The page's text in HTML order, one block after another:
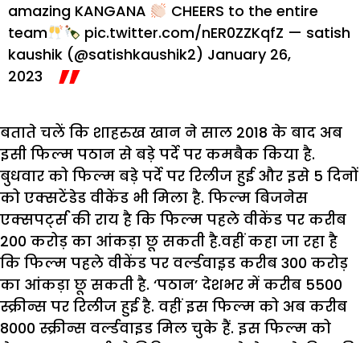
amazing KANGANA
CHEERS to the entire
team
pic.twitter.com/nER0ZZKqfZ — satish
kaushik (@satishkaushik2) January 26,
2023
बताते चलें कि शाहरुख खान ने साल 2018 के बाद अब
इसी फिल्म पठान से बड़े पर्दे पर कमबैक किया है.
बुधवार को फिल्म बड़े पर्दे पर रिलीज हुई और इसे 5 दिनों
को एक्सटेंडेड वीकेंड भी मिला है. फिल्म बिजनेस
एक्सपर्ट्स की राय है कि फिल्म पहले वीकेंड पर करीब
200 करोड़ का आंकड़ा छू सकती है.वहीं कहा जा रहा है
कि फिल्म पहले वीकेंड पर वर्ल्डवाइ़ड करीब 300 करोड़
का आंकड़ा छू सकती है. ‘पठान’ देशभर में करीब 5500
स्क्रीन्स पर रिलीज हुई है. वहीं इस फिल्म को अब करीब
8000 स्क्रीन्स वर्ल्डवाइड मिल चुके हैं. इस फिल्म को